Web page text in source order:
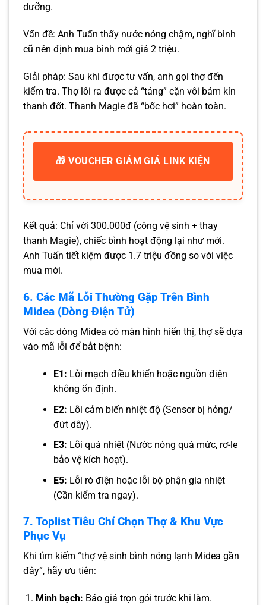
dưỡng.
Vấn đề: Anh Tuấn thấy nước nóng chậm, nghĩ bình
cũ nên định mua bình mới giá 2 triệu.
Giải pháp: Sau khi được tư vấn, anh gọi thợ đến
kiểm tra. Thợ lôi ra được cả “tảng” cặn vôi bám kín
thanh đốt. Thanh Magie đã “bốc hơi” hoàn toàn.
🎁 VOUCHER GIẢM GIÁ LINK KIỆN
Kết quả: Chỉ với 300.000đ (công vệ sinh + thay
thanh Magie), chiếc bình hoạt động lại như mới.
Anh Tuấn tiết kiệm được 1.7 triệu đồng so với việc
mua mới.
6. Các Mã Lỗi Thường Gặp Trên Bình
Midea (Dòng Điện Tử)
Với các dòng Midea có màn hình hiển thị, thợ sẽ dựa
vào mã lỗi để bắt bệnh:
E1: Lỗi mạch điều khiển hoặc nguồn điện
không ổn định.
E2: Lỗi cảm biến nhiệt độ (Sensor bị hỏng/
đứt dây).
E3: Lỗi quá nhiệt (Nước nóng quá mức, rơ-le
bảo vệ kích hoạt).
E5: Lỗi rò điện hoặc lỗi bộ phận gia nhiệt
(Cần kiểm tra ngay).
7. Toplist Tiêu Chí Chọn Thợ & Khu Vực
Phục Vụ
Khi tìm kiếm “thợ vệ sinh bình nóng lạnh Midea gần
đây”, hãy ưu tiên:
Minh bạch: Báo giá trọn gói trước khi làm.